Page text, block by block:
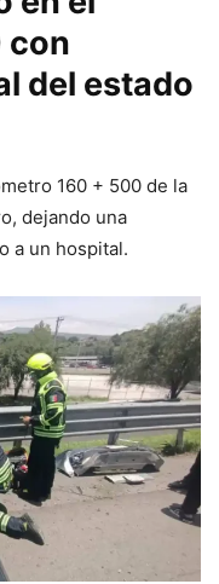
con
del estado
160 + 500 de la
dejando una
a un hospital.